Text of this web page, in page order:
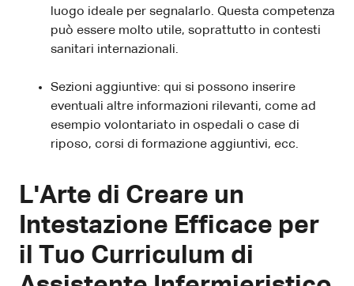
luogo ideale per segnalarlo. Questa competenza
può essere molto utile, soprattutto in contesti
sanitari internazionali.
Sezioni aggiuntive: qui si possono inserire
eventuali altre informazioni rilevanti, come ad
esempio volontariato in ospedali o case di
riposo, corsi di formazione aggiuntivi, ecc.
L'Arte di Creare un
Intestazione Efficace per
il Tuo Curriculum di